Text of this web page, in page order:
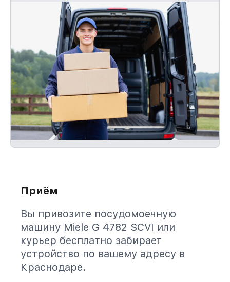
Приём
Вы привозите посудомоечную
машину Miele G 4782 SCVI или
курьер бесплатно забирает
устройство по вашему адресу в
Краснодаре.